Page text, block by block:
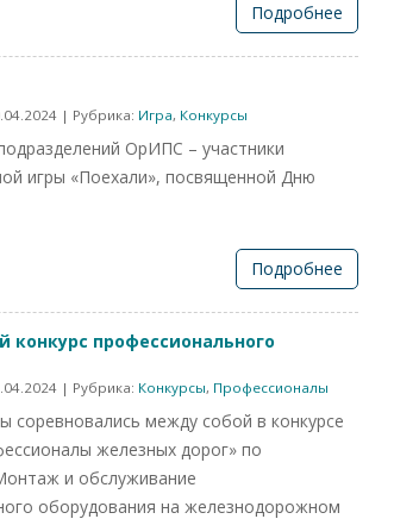
Подробнее
| Рубрика: Игра, Конкурсы
ОрИПС – участники
игры «Поехали», посвященной Дню
Подробнее
конкурс профессионального
| Рубрика: Конкурсы, Профессионалы
соревновались между собой в конкурсе
железных дорог» по
и обслуживание
оборудования на железнодорожном